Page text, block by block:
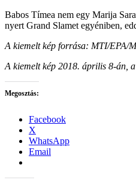
Babos Tímea nem egy Marija
nyert Grand Slamet egyéniben,
A kiemelt kép forrása: MTI/EPA/
A kiemelt kép 2018. április 8-án,
Megosztás:
Facebook
X
WhatsApp
Email